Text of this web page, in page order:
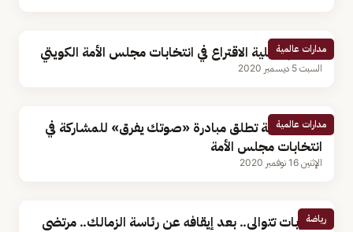
مدارات عالمية
انتظام عملية الاقتراع في انتخابات مجلس الأمة الكويتي
السبت 5 ديسمبر 2020
مدارات عالمية
شابة كويتية تطلق مبادرة «صوتك يفرق» للمشاركة في
انتخابات مجلس الأمة
الإثنين 16 نوفمبر 2020
رياضة
الضربات تتوالى.. بعد إيقافه عن رئاسة الزمالك.. مرتضى